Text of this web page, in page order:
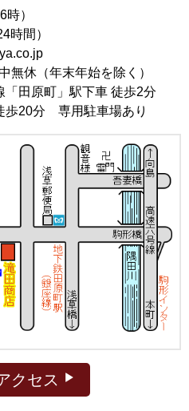
時）
時間）
無休（年末年始を除く）
「田原町」駅下車 徒歩2分
歩20分 専用駐車場あり
クセス